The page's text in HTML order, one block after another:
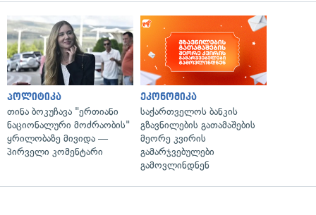
პოლიტიკა
თინა ბოკუჩავა "ერთიანი
ნაციონალური მოძრაობის"
ყრილობაზე მივიდა —
პირველი კომენტარი
ეკონომიკა
საქართველოს ბანკის
გზავნილების გათამაშების
მეორე კვირის
გამარჯვებულები
გამოვლინდნენ